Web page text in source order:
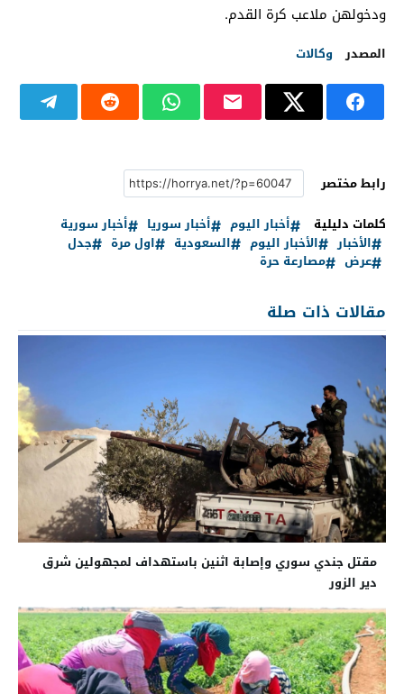
ودخولهن ملاعب كرة القدم.
المصدر وكالات
رابط مختصر
كلمات دليلية
أخبار اليوم أخبار سوريا
أخبار سورية
الأخبار
الأخبار اليوم السعودية اول مرة
جدل
عرض
مصارعة حرة
مقالات ذات صلة
مقتل جندي سوري وإصابة اثنين باستهداف لمجهولين شرق
دير الزور